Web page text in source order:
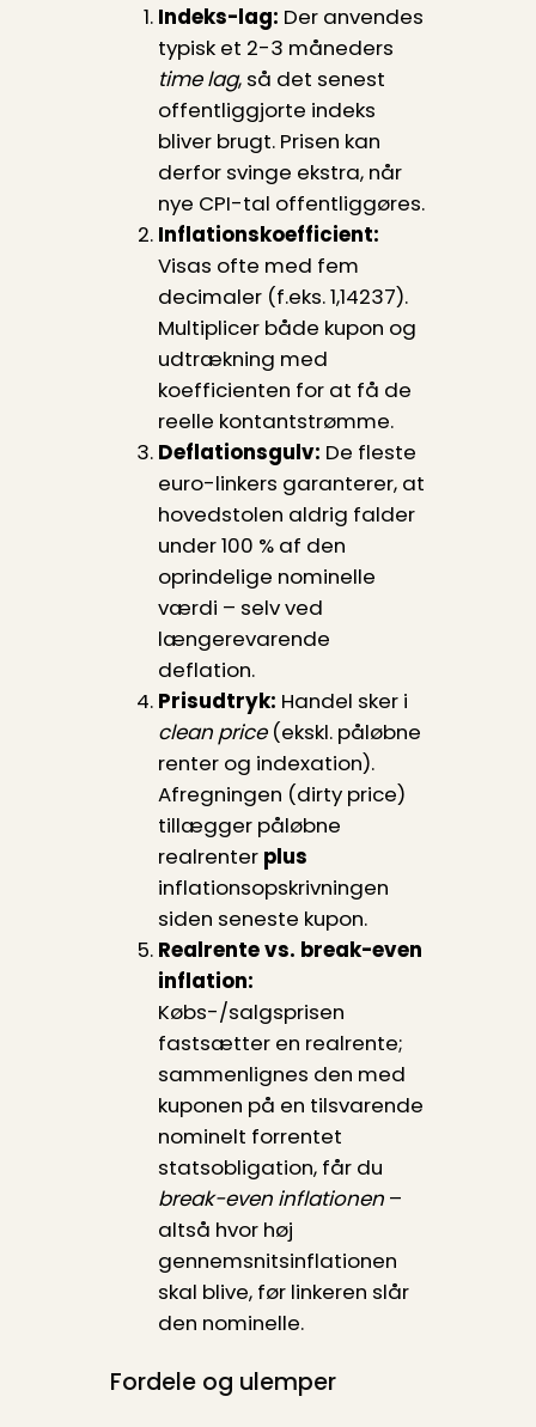
Indeks-lag: Der anvendes
typisk et 2-3 måneders
time lag, så det senest
offentliggjorte indeks
bliver brugt. Prisen kan
derfor svinge ekstra, når
nye CPI-tal offentliggøres.
Inflationskoefficient:
Visas ofte med fem
decimaler (f.eks. 1,14237).
Multiplicer både kupon og
udtrækning med
koefficienten for at få de
reelle kontantstrømme.
Deflationsgulv: De fleste
euro-linkers garanterer, at
hovedstolen aldrig falder
under 100 % af den
oprindelige nominelle
værdi – selv ved
længerevarende
deflation.
Prisudtryk: Handel sker i
clean price(ekskl. påløbne
renter og indexation).
Afregningen (dirty price)
tillægger påløbne
realrenter plus
inflationsopskrivningen
siden seneste kupon.
Realrente vs. break-even
inflation:
Købs-/salgsprisen
fastsætter en realrente;
sammenlignes den med
kuponen på en tilsvarende
nominelt forrentet
statsobligation, får du
break-even inflationen–
altså hvor høj
gennemsnitsinflationen
skal blive, før linkeren slår
den nominelle.
Fordele og ulemper